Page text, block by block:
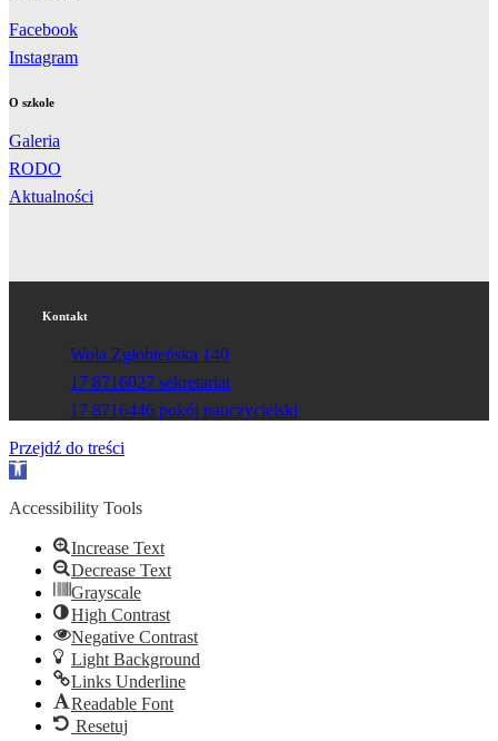
Facebook
Instagram
O szkole
Galeria
RODO
Aktualności
Kontakt
Wola Zgłobieńska 140
17 8716027 sekretariat
17 8716446 pokój nauczycielski
Przejdź do treści
Otwórz
narzędzi
Accessibility Tools
Increase Text
Decrease Text
Grayscale
High Contrast
Negative Contrast
Light Background
Links Underline
Readable Font
Resetuj